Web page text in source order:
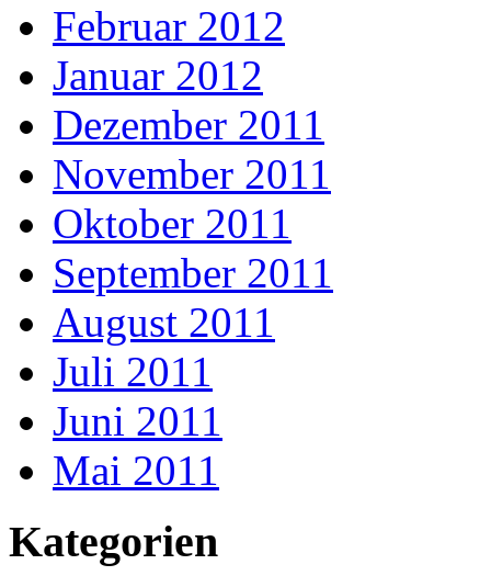
Februar 2012
Januar 2012
Dezember 2011
November 2011
Oktober 2011
September 2011
August 2011
Juli 2011
Juni 2011
Mai 2011
Kategorien